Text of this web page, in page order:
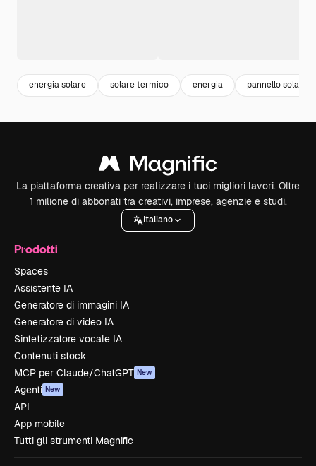
energia solare solare termico energia pannello solare
La piattaforma creativa per realizzare i tuoi migliori lavori. Oltre
1 milione di abbonati tra creativi, imprese, agenzie e studi.
Italiano
Prodotti
Spaces
Assistente IA
Generatore di immagini IA
Generatore di video IA
Sintetizzatore vocale IA
Contenuti stock
MCP per Claude/ChatGPT New
Agenti New
API
App mobile
Tutti gli strumenti Magnific